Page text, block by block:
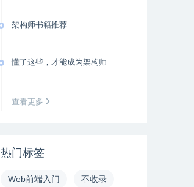
架构师书籍推荐
懂了这些，才能成为架构师
查看更多
热门标签
Web前端入门 不收录